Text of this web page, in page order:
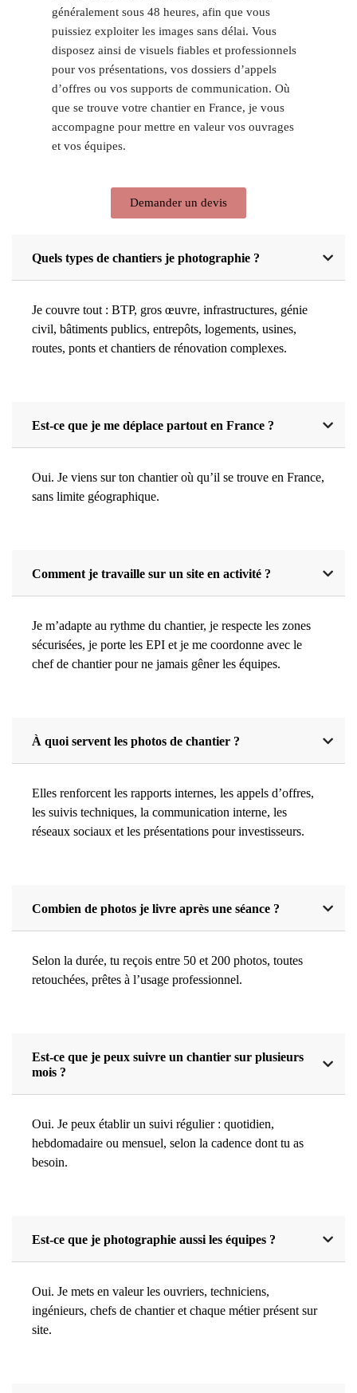
généralement sous 48 heures, afin que vous
puissiez exploiter les images sans délai. Vous
disposez ainsi de visuels fiables et professionnels
pour vos présentations, vos dossiers d’appels
d’offres ou vos supports de communication. Où
que se trouve votre chantier en France, je vous
accompagne pour mettre en valeur vos ouvrages
et vos équipes.
Demander un devis
Quels types de chantiers je photographie ?
Je couvre tout : BTP, gros œuvre, infrastructures, génie
civil, bâtiments publics, entrepôts, logements, usines,
routes, ponts et chantiers de rénovation complexes.
Est-ce que je me déplace partout en France ?
Oui. Je viens sur ton chantier où qu’il se trouve en France,
sans limite géographique.
Comment je travaille sur un site en activité ?
Je m’adapte au rythme du chantier, je respecte les zones
sécurisées, je porte les EPI et je me coordonne avec le
chef de chantier pour ne jamais gêner les équipes.
À quoi servent les photos de chantier ?
Elles renforcent les rapports internes, les appels d’offres,
les suivis techniques, la communication interne, les
réseaux sociaux et les présentations pour investisseurs.
Combien de photos je livre après une séance ?
Selon la durée, tu reçois entre 50 et 200 photos, toutes
retouchées, prêtes à l’usage professionnel.
Est-ce que je peux suivre un chantier sur plusieurs
mois ?
Oui. Je peux établir un suivi régulier : quotidien,
hebdomadaire ou mensuel, selon la cadence dont tu as
besoin.
Est-ce que je photographie aussi les équipes ?
Oui. Je mets en valeur les ouvriers, techniciens,
ingénieurs, chefs de chantier et chaque métier présent sur
site.